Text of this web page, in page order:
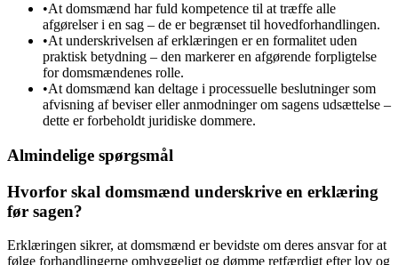
•At domsmænd har fuld kompetence til at træffe alle
afgørelser i en sag – de er begrænset til hovedforhandlingen.
•At underskrivelsen af erklæringen er en formalitet uden
praktisk betydning – den markerer en afgørende forpligtelse
for domsmændenes rolle.
•At domsmænd kan deltage i processuelle beslutninger som
afvisning af beviser eller anmodninger om sagens udsættelse –
dette er forbeholdt juridiske dommere.
Almindelige spørgsmål
Hvorfor skal domsmænd underskrive en erklæring
før sagen?
Erklæringen sikrer, at domsmænd er bevidste om deres ansvar for at
følge forhandlingerne omhyggeligt og dømme retfærdigt efter lov og